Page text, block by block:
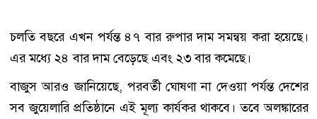
চলতি বছরে এখন পর্যন্ত ৪৭ বার রুপার দাম সমন্বয় করা হয়েছে।
এর মধ্যে ২৪ বার দাম বেড়েছে এবং ২৩ বার কমেছে।
বাজুস আরও জানিয়েছে, পরবর্তী ঘোষণা না দেওয়া পর্যন্ত দেশের
সব জুয়েলারি প্রতিষ্ঠানে এই মূল্য কার্যকর থাকবে। তবে অলঙ্কারের